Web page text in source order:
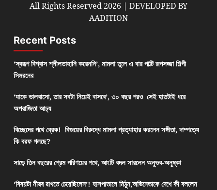
All Rights Reserved 2026 | DEVELOPED BY
AADITION
Recent Posts
‘স্বরূপ বিশ্বাস শ্লীলতাহানি করেননি’, মামলা তুলে এ বার পাল্টি রূপসজ্জা শিল্পী
সিমরনের
‘যাকে ভালবাসো, তার সবটা নিয়েই বাসবে’, ৩০ বছর পরও সেই হাতটাই ধরে
অপরাজিতা আঢ্য
বিচ্ছেদের পথে ব্রেক! বিজয়ের বিরুদ্ধে মামলা প্রত্যাহার করলেন সঙ্গীতা, দাম্পত্যে
কি বরফ গলছে?
সাড়ে তিন বছরের প্রেম পরিণয়ের পথে, আংটি বদল সারলেন অনুভব-অনুষ্কা
‘বিষয়টা নীরব রাখতে চেয়েছিলেন’! হাসপাতালে মিঠুন,অভিনেতাকে দেখে কী বললেন